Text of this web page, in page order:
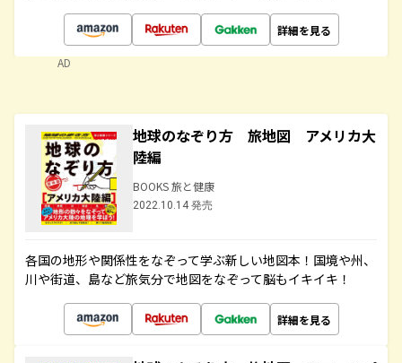
詳細を見る
AD
地球のなぞり方 旅地図 アメリカ大
陸編
BOOKS 旅と健康
2022.10.14 発売
各国の地形や関係性をなぞって学ぶ新しい地図本！国境や州、
川や街道、島など旅気分で地図をなぞって脳もイキイキ！
詳細を見る